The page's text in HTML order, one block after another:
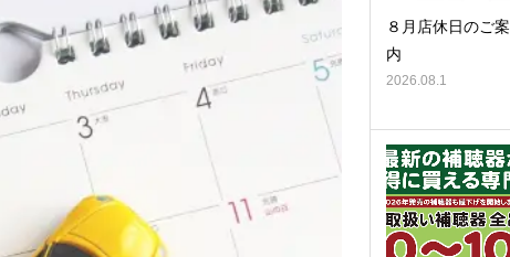
８月店休日のご案
内
2026.08.1